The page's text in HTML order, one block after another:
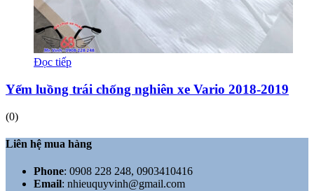
Đọc tiếp
Yếm luồng trái chống nghiên xe Vario 2018-2019
(0)
Liên hệ mua hàng
Phone: 0908 228 248, 0903410416
Email: nhieuquyvinh@gmail.com